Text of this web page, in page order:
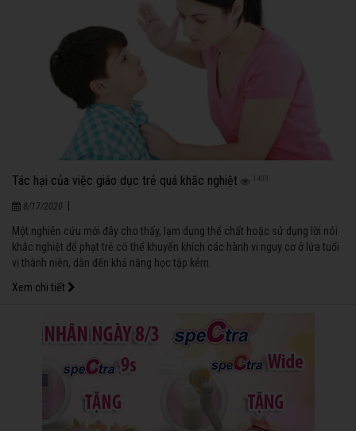
Tác hại của việc giáo dục trẻ quá khắc nghiệt 1403
8/17/2020 |
Một nghiên cứu mới đây cho thấy, lạm dụng thể chất hoặc sử dụng lời nói
khắc nghiệt để phạt trẻ có thể khuyến khích các hành vi nguy cơ ở lứa tuổi
vị thành niên, dẫn đến khả năng học tập kém.
Xem chi tiết